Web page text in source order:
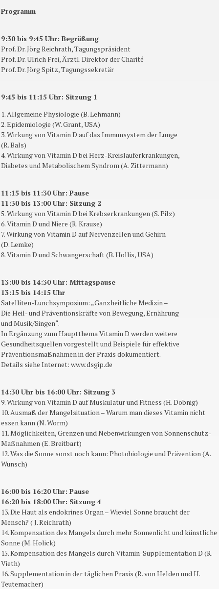
Programm
9:30 bis 9:45 Uhr: Begrüßung
Prof. Dr. Jörg Reichrath, Tagungspräsident
Prof. Dr. Ulrich Frei, Ärztl. Direktor der Charité
Prof. Dr. Jörg Spitz, Tagungssekretär
9:45 bis 11:15 Uhr: Sitzung 1
1. Allgemeine Physiologie (B. Lehmann)
2. Epidemiologie (W. Grant, USA)
3. Wirkung von Vitamin D auf das Immunsystem der Lunge
(R. Bals)
4. Wirkung von Vitamin D bei Herz-Kreislauferkrankungen,
Diabetes und Metabolischem Syndrom (A. Zittermann)
11:15 bis 11:30 Uhr: Pause
11:30 bis 13:00 Uhr: Sitzung 2
5. Wirkung von Vitamin D bei Krebserkrankungen (S. Pilz)
6. Vitamin D und Niere (R. Krause)
7. Wirkung von Vitamin D auf Nervenzellen und Gehirn
(D. Lemke)
8. Vitamin D und Schwangerschaft (B. Hollis, USA)
13:00 bis 14:30 Uhr: Mittagspause
13:15 bis 14:15 Uhr
Satelliten-Lunchsymposium: „Ganzheitliche Medizin –
Die Heil- und Präventionskräfte von Bewegung, Ernährung
und Musik/Singen“.
In Ergänzung zum Hauptthema Vitamin D werden weitere
Gesundheitsquellen vorgestellt und Beispiele für effektive
Präventionsmaßnahmen in der Praxis dokumentiert.
Details siehe Internet: www.dsgip.de
14:30 Uhr bis 16:00 Uhr: Sitzung 3
9. Wirkung von Vitamin D auf Muskulatur und Fitness (H. Dobnig)
10. Ausmaß der Mangelsituation – Warum man dieses Vitamin nicht
essen kann (N. Worm)
11. Möglichkeiten, Grenzen und Nebenwirkungen von Sonnenschutz-
Maßnahmen (E. Breitbart)
12. Was die Sonne sonst noch kann: Photobiologie und Prävention (A.
Wunsch)
16:00 bis 16:20 Uhr: Pause
16:20 bis 18:00 Uhr: Sitzung 4
13. Die Haut als endokrines Organ – Wieviel Sonne braucht der
Mensch? ( J. Reichrath)
14. Kompensation des Mangels durch mehr Sonnenlicht und künstliche
Sonne (M. Holick)
15. Kompensation des Mangels durch Vitamin-Supplementation D (R.
Vieth)
16. Supplementation in der täglichen Praxis (R. von Helden und H.
Teutemacher)